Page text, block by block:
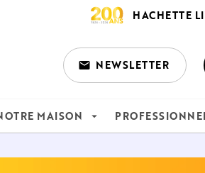
HACHETTE
email NEWSLETTER
MAISON arrow_drop_down